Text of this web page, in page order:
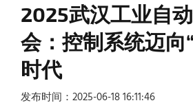
2025武汉工业自
会：控制系统迈向
时代
发布时间：2025-06-18 16:11:46